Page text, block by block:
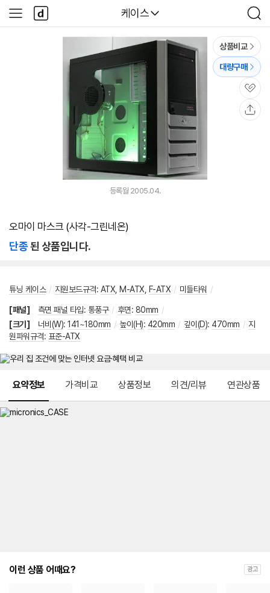
다나와
케이스
검
색
사
이
다
나
와
상품비교
대량구매
관
심
등록월 2005.04.
오마이 마스크 (사각-그린네온)
단종된 상품입니다.
튜닝 케이스 / 지원보드규격: ATX M-ATX F-ATX / 미들타워 /
[패널] 측면 패널 타입: 통풍구 / 후면: 80mm /
[크기]
너비(W): 141~180mm / 높이(H): 420mm / 깊이(D): 470mm / 지
원파워규격: 표준-ATX
요약정보 가격비교 상품정보 의견/리뷰 연관상품
이런 상품 어때요? 광고